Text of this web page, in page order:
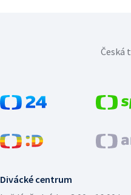
Divácké centrum
Česká